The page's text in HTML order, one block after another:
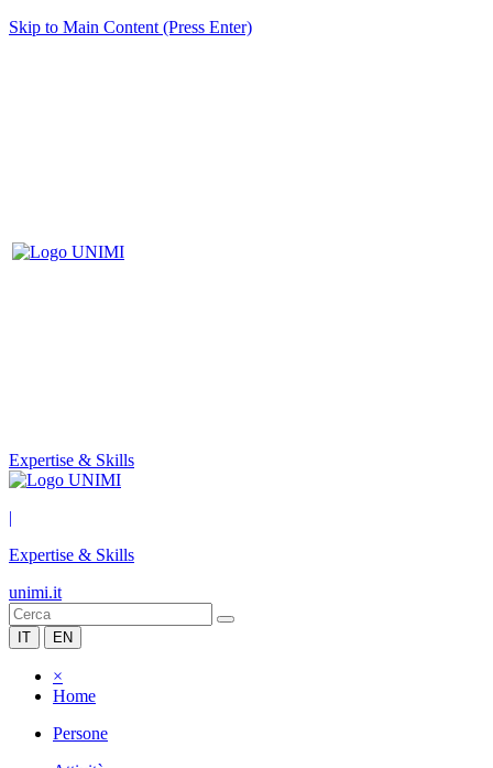
Skip to Main Content (Press Enter)
Expertise & Skills
|
Expertise & Skills
unimi.it
IT EN
×
Home
Persone